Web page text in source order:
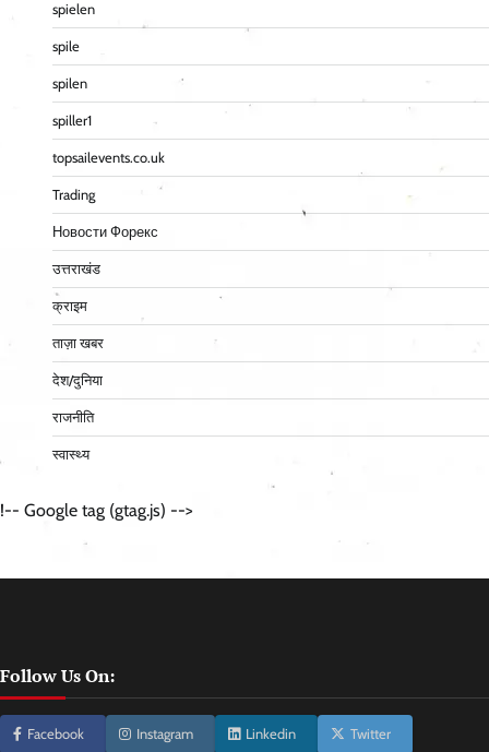
spielen
spile
spilen
spiller1
topsailevents.co.uk
Trading
Новости Форекс
उत्तराखंड
क्राइम
ताज़ा खबर
देश/दुनिया
राजनीति
स्वास्थ्य
!-- Google tag (gtag.js) -->
Follow Us On:
Facebook Instagram Linkedin Twitter